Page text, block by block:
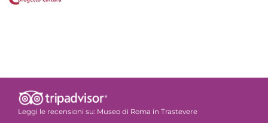
Leggi le recensioni su: Museo di Roma in Trastevere